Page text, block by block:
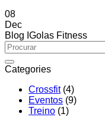
08
Dec
Blog IGolas Fitness
Categories
Crossfit(4)
Eventos (9)
Treino (1)